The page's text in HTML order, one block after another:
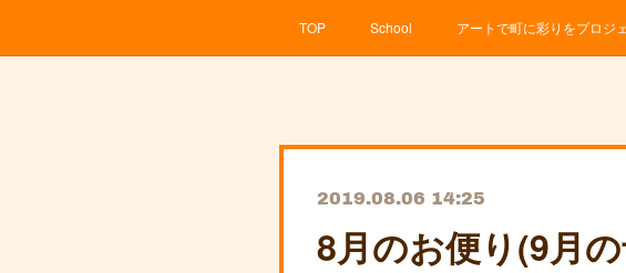
TOP School アートで町に彩りをプロジ
2019.08.06 14:25
8月のお便り(9月